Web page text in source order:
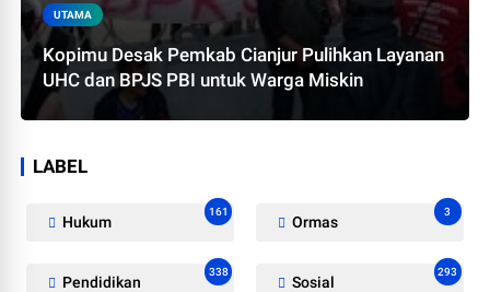
UTAMA
Kopimu Desak Pemkab Cianjur Pulihkan Layanan
UHC dan BPJS PBI untuk Warga Miskin
LABEL
Hukum
161
Ormas
3
Pendidikan
338
Sosial
293